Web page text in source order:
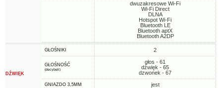
dwuzakresowe Wi-Fi
Wi-Fi Direct
DLNA
Hotspot Wi-Fi
Bluetooth LE
Bluetooth aptX
Bluetooth A2DP
DŹWIĘK
GŁOŚNIKI 2
GŁOŚNOŚĆ
(decybeli)
głos - 61
dźwięk - 65
dzwonek - 67
GNIAZDO 3,5MM jest